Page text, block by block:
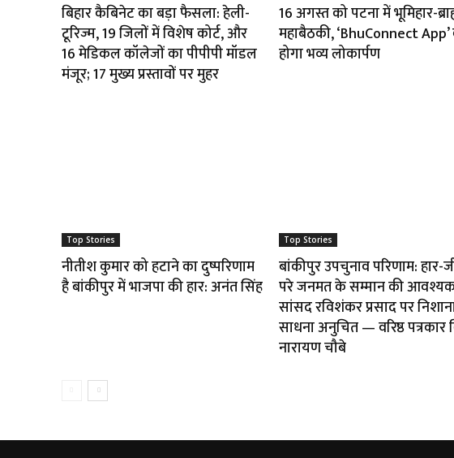
बिहार कैबिनेट का बड़ा फैसला: हेली-
टूरिज्म, 19 जिलों में विशेष कोर्ट, और
16 मेडिकल कॉलेजों का पीपीपी मॉडल
मंजूर; 17 मुख्य प्रस्तावों पर मुहर
16 अगस्त को पटना में भूमिहार-
महाबैठकी, ‘BhuConnect
होगा भव्य लोकार्पण
Top Stories
नीतीश कुमार को हटाने का दुष्परिणाम
है बांकीपुर में भाजपा की हार: अनंत सिंह
Top Stories
बांकीपुर उपचुनाव परिणाम: हार-
परे जनमत के सम्मान की
सांसद रविशंकर प्रसाद पर
साधना अनुचित — वरिष्ठ पत्रकार
नारायण चौबे